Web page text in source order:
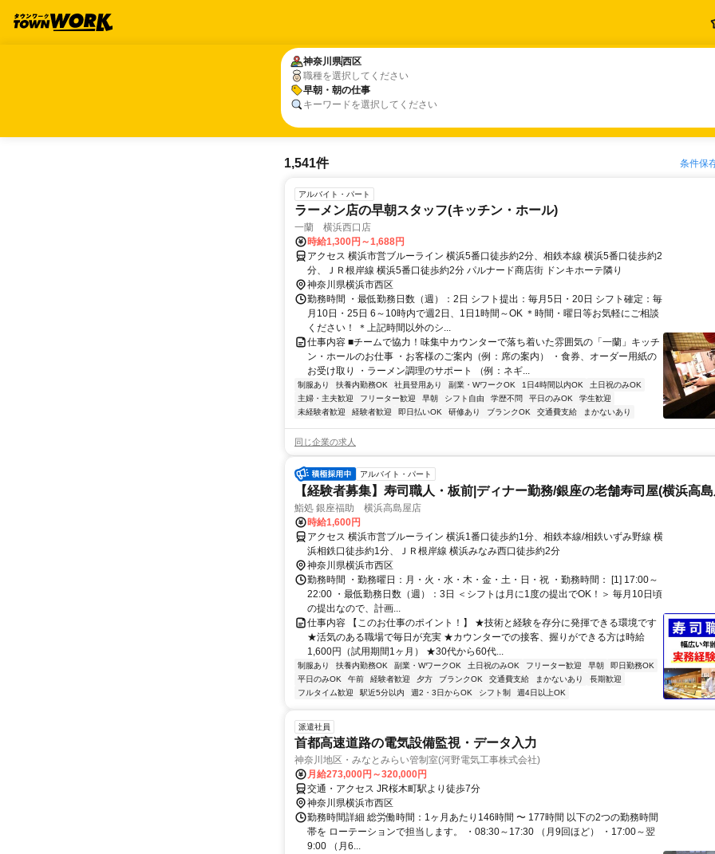
神奈川県西区
職種を選択してください
早朝・朝の仕事
キーワードを選択してください
神奈川県西区
早朝・朝の仕事
1,541件 条件保
アルバイト・パート
ラーメン店の早朝スタッフ(キッチン・ホール)
一蘭 横浜西口店
時給1,300円～1,688円
アクセス 横浜市営ブルーライン 横浜5番口徒歩約2分、相鉄本線 横浜5番口徒歩約2
分、ＪＲ根岸線 横浜5番口徒歩約2分 パルナード商店街 ドンキホーテ隣り
神奈川県横浜市西区
勤務時間 ・最低勤務日数（週）：2日 シフト提出：毎月5日・20日 シフト確定：毎
月10日・25日 6～10時内で週2日、1日1時間～OK ＊時間・曜日等お気軽にご相談
ください！ ＊上記時間以外のシ...
仕事内容 ■チームで協力！味集中カウンターで落ち着いた雰囲気の「一蘭」キッチ
ン・ホールのお仕事 ・お客様のご案内（例：席の案内） ・食券、オーダー用紙の
お受け取り ・ラーメン調理のサポート （例：ネギ...
制服あり 扶養内勤務OK 社員登用あり 副業・WワークOK 1日4時間以内OK
土日祝のみOK
主婦・主夫歓迎
フリーター歓迎 早朝 シフト自由 学歴不問 平日のみOK
学生歓迎
未経験者歓迎
経験者歓迎 即日払いOK 研修あり ブランクOK 交通費支給 まかないあり
同じ企業の求人
アルバイト・パート
【経験者募集】寿司職人・板前|ディナー勤務/銀座の老舗寿司屋(横浜高
鮨処 銀座福助 横浜高島屋店
時給1,600円
アクセス 横浜市営ブルーライン 横浜1番口徒歩約1分、相鉄本線/相鉄いずみ野線 横
浜相鉄口徒歩約1分、ＪＲ根岸線 横浜みなみ西口徒歩約2分
神奈川県横浜市西区
勤務時間 ・勤務曜日：月・火・水・木・金・土・日・祝 ・勤務時間： [1] 17:00～
22:00 ・最低勤務日数（週）：3日 ＜シフトは月に1度の提出でOK！＞ 毎月10日頃
の提出なので、計画...
仕事内容 【このお仕事のポイント！】 ★技術と経験を存分に発揮できる環境です
★活気のある職場で毎日が充実 ★カウンターでの接客、握りができる方は時給
1,600円（試用期間1ヶ月） ★30代から60代...
制服あり 扶養内勤務OK 副業・WワークOK 土日祝のみOK フリーター歓迎 早朝
即日勤務OK
平日のみOK
午前 経験者歓迎 夕方 ブランクOK 交通費支給 まかないあり
長期歓迎
フルタイム歓迎
駅近5分以内 週2・3日からOK シフト制 週4日以上OK
派遣社員
首都高速道路の電気設備監視・データ入力
神奈川地区・みなとみらい管制室(河野電気工事株式会社)
月給273,000円～320,000円
交通・アクセス JR桜木町駅より徒歩7分
神奈川県横浜市西区
勤務時間詳細 総労働時間：1ヶ月あたり146時間 〜 177時間 以下の2つの勤務時間
帯を ローテーションで担当します。 ・08:30～17:30 （月9回ほど） ・17:00～翌
9:00 （月6...